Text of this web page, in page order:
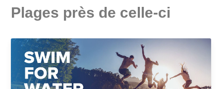
Plages près de celle-ci